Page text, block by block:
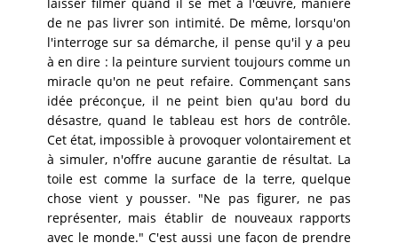
laisser filmer quand il se met à l'œuvre, manière
de ne pas livrer son intimité. De même, lorsqu'on
l'interroge sur sa démarche, il pense qu'il y a peu
à en dire : la peinture survient toujours comme un
miracle qu'on ne peut refaire. Commençant sans
idée préconçue, il ne peint bien qu'au bord du
désastre, quand le tableau est hors de contrôle.
Cet état, impossible à provoquer volontairement et
à simuler, n'offre aucune garantie de résultat. La
toile est comme la surface de la terre, quelque
chose vient y pousser. "Ne pas figurer, ne pas
représenter, mais établir de nouveaux rapports
avec le monde." C'est aussi une façon de prendre